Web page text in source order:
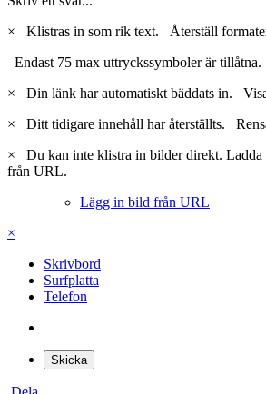
Skriv ett svar...
×
Klistras in som rik text.Återställ
Du kan inte klistra in bilder direkt. Ladda
från URL.